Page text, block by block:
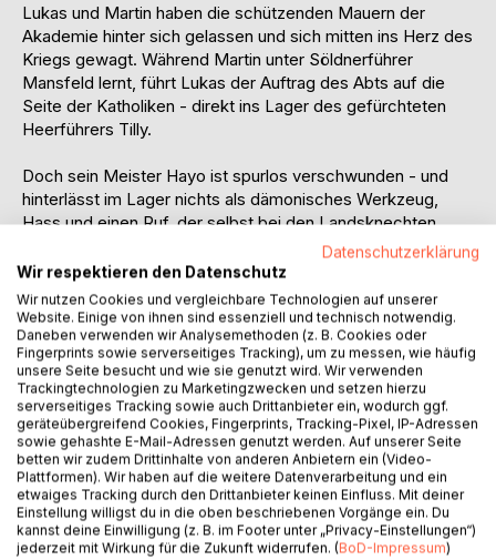
Lukas und Martin haben die schützenden Mauern der
Akademie hinter sich gelassen und sich mitten ins Herz des
Kriegs gewagt. Während Martin unter Söldnerführer
Mansfeld lernt, führt Lukas der Auftrag des Abts auf die
Seite der Katholiken - direkt ins Lager des gefürchteten
Heerführers Tilly.
Doch sein Meister Hayo ist spurlos verschwunden - und
hinterlässt im Lager nichts als dämonisches Werkzeug,
Hass und einen Ruf, der selbst bei den Landsknechten
Angst auslöst. Von Tilly zum inoffiziellen Meister, berufen,
muss Lukas zusehen, wie er allein zurecht kommt.
Bald erkennt Lukas: Hayo hat ein düsteres Vermächtnis
hinterlassen, das die Grundfesten der Welt erschüttern
könnte. Um ihn aufzuhalten, muss Lukas seinen
verschwundenen Meister stellen - einen Feind, der ihm in
allem überlegen scheint.
Seine einzige Verbündete: die rotgeschuppte Dämonin
Mela - frech, wild und mächtiger, als ihm lieb ist.
Gemeinsam ziehen sie mit dem Heer durch das vom Krieg
zerrissene Böhmen - und lernen mehr übereinander, als es
je für einen Menschen und einen Dämon vorgesehen war.
Datenschutzerklärung
Wir respektieren den Datenschutz
Wir nutzen Cookies und vergleichbare Technologien auf unserer
Website. Einige von ihnen sind essenziell und technisch notwendig.
Daneben verwenden wir Analysemethoden (z. B. Cookies oder
Fingerprints sowie serverseitiges Tracking), um zu messen, wie häufig
unsere Seite besucht und wie sie genutzt wird. Wir verwenden
Trackingtechnologien zu Marketingzwecken und setzen hierzu
serverseitiges Tracking sowie auch Drittanbieter ein, wodurch ggf.
geräteübergreifend Cookies, Fingerprints, Tracking-Pixel, IP-Adressen
sowie gehashte E-Mail-Adressen genutzt werden. Auf unserer Seite
betten wir zudem Drittinhalte von anderen Anbietern ein (Video-
Plattformen). Wir haben auf die weitere Datenverarbeitung und ein
etwaiges Tracking durch den Drittanbieter keinen Einfluss. Mit deiner
Einstellung willigst du in die oben beschriebenen Vorgänge ein. Du
kannst deine Einwilligung (z. B. im Footer unter „Privacy-Einstellungen“)
jederzeit mit Wirkung für die Zukunft widerrufen. (BoD-Impressum)